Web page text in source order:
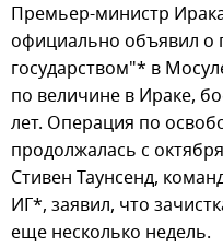
Премьер-министр
официально объявил о
государством"* в
по величине в Ираке,
лет. Операция по
продолжалась с
Стивен Таунсенд,
ИГ*, заявил, что
еще несколько недель.